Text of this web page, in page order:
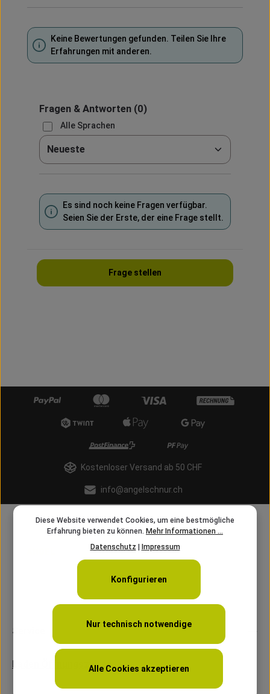
Keine Bewertungen gefunden. Teilen Sie Ihre
Erfahrungen mit anderen.
Fragen & Antworten(0)
Alle Sprachen
Sortieren nach
Es sind noch keine Fragen verfügbar.
Seien Sie der Erste, der eine Frage stellt.
Frage stellen
Kostenloser Versand ab 50 CHF
info@angelschnur.ch
Service
Laden Öffnungszeiten
Diese Website verwendet Cookies, um eine bestmögliche
Erfahrung bieten zu können. Mehr Informationen ...
Datenschutz | Impressum
Nur technisch notwendige
Konfigurieren
Alle Cookies akzeptieren